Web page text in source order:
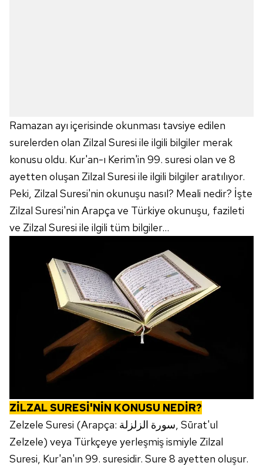
Ramazan ayı içerisinde okunması tavsiye edilen
surelerden olan Zilzal Suresi ile ilgili bilgiler merak
konusu oldu. Kur'an-ı Kerim'in 99. suresi olan ve 8
ayetten oluşan Zilzal Suresi ile ilgili bilgiler aratılıyor.
Peki, Zilzal Suresi'nin okunuşu nasıl? Meali nedir? İşte
Zilzal Suresi'nin Arapça ve Türkiye okunuşu, fazileti
ve Zilzal Suresi ile ilgili tüm bilgiler...
ZİLZAL SURESİ'NİN KONUSU NEDİR?
Zelzele Suresi (Arapça: سورة الزلزلة, Sūrat'ul
Zelzele) veya Türkçeye yerleşmiş ismiyle Zilzal
Suresi, Kur'an'ın 99. suresidir. Sure 8 ayetten oluşur.